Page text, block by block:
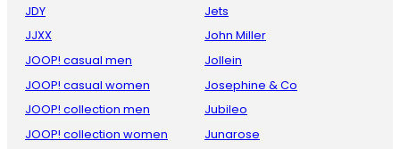
JDY
JJXX
JOOP! casual men
JOOP! casual women
JOOP! collection men
JOOP! collection women
Jets
John Miller
Jollein
Josephine & Co
Jubileo
Junarose